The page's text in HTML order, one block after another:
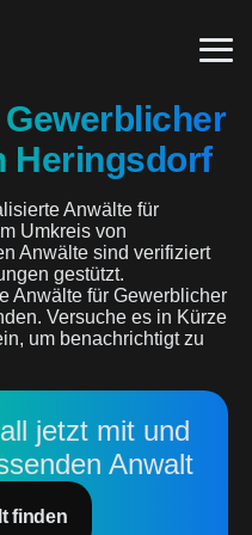
Heringsdorf
Anwälte für
Umkreis von
Anwälte sind verifiziert
gestützt.
Anwälte für Gewerblicher
Versuche es in Kürze
um benachrichtigt zu
jetzt mit und
Anwalt
finden